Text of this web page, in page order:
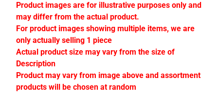
Stay
in
touch
Product images are for illustrative purposes only and
may differ from the actual product.
For product images showing multiple items, we are
only actually selling 1 piece
Actual product size may vary from the size of
Description
Product may vary from image above and assortment
products will be chosen at random